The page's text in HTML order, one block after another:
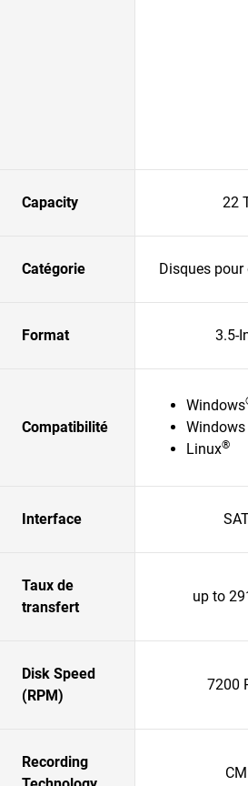
Capacity 22
Catégorie Disques
Format 3.5-
Compatibilité
Windows
Windows
Linux®
Interface
Taux de
transfert
up to
Disk Speed
(RPM)
7200
Recording